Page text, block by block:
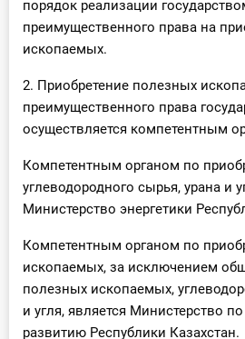
порядок реализации
преимущественного права на
ископаемых.
2. Приобретение полезных
преимущественного права
осуществляется компетентным
Компетентным органом по
углеводородного сырья, урана и
Министерство энергетики
Компетентным органом по
ископаемых, за исключением
полезных ископаемых,
и угля, является Министерство
развитию Республики Казахстан.